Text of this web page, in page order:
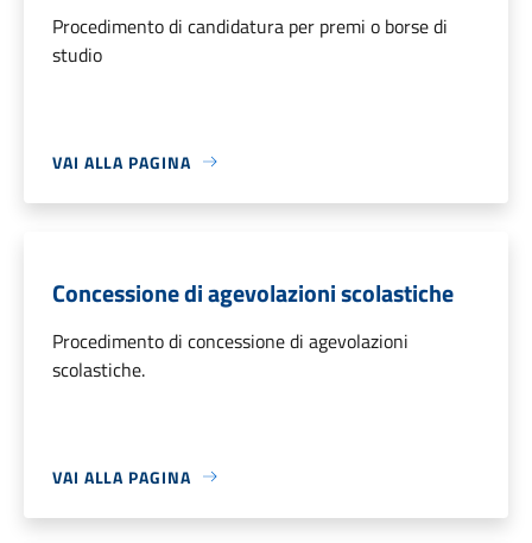
Procedimento di candidatura per premi o borse di
studio
VAI ALLA PAGINA
Concessione di agevolazioni scolastiche
Procedimento di concessione di agevolazioni
scolastiche.
VAI ALLA PAGINA